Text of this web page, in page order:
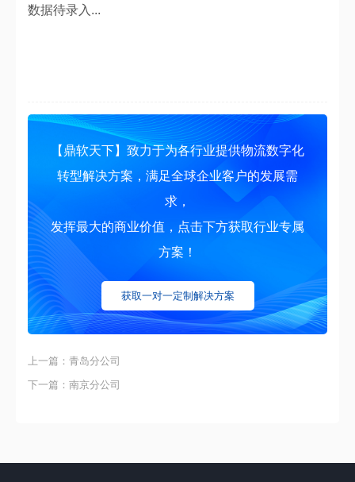
数据待录入...
【鼎软天下】致力于为各行业提供物流数字化
转型解决方案，满足全球企业客户的发展需
求，
发挥最大的商业价值，点击下方获取行业专属
方案！
获取一对一定制解决方案
上一篇：青岛分公司
下一篇：南京分公司